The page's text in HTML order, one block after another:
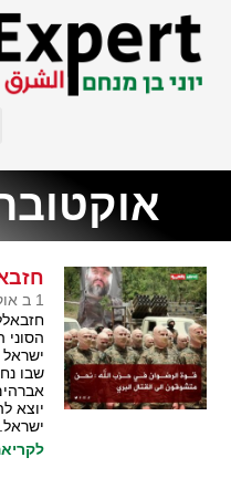
אוקטובר ב1,
1 ב אוקטובר 2024
הסוני
שבו
יוצא
ישראל.